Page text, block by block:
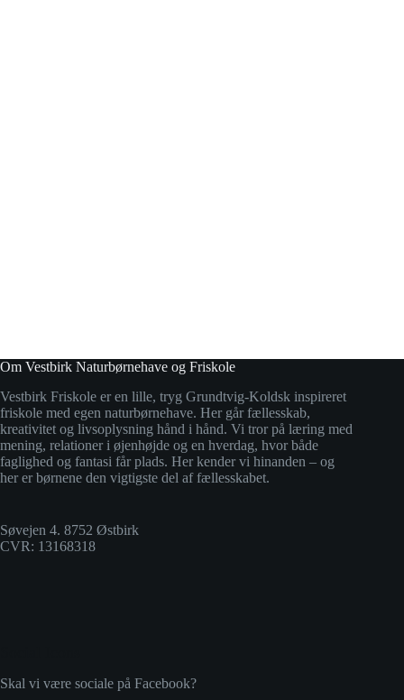
Om Vestbirk Naturbørnehave og Friskole
Vestbirk Friskole er en lille, tryg Grundtvig-Koldsk inspireret
friskole med egen naturbørnehave. Her går fællesskab,
kreativitet og livsoplysning hånd i hånd. Vi tror på læring med
mening, relationer i øjenhøjde og en hverdag, hvor både
faglighed og fantasi får plads. Her kender vi hinanden – og
her er børnene den vigtigste del af fællesskabet.
Søvejen 4. 8752 Østbirk
CVR: 13168318
Skal vi være sociale på Facebook?